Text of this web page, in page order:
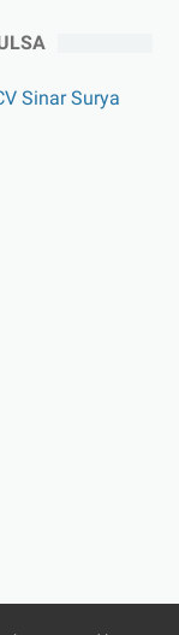
Sinar Surya